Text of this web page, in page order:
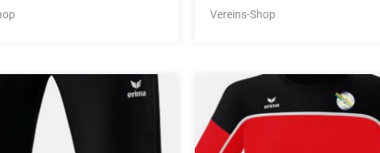
Vereins-Shop
Dieses
Produkt
weist
mehrere